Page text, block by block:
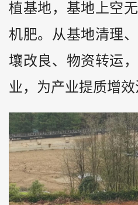
植基地，基地上空
机肥。从基地清理
壤改良、物资转运
业，为产业提质增效